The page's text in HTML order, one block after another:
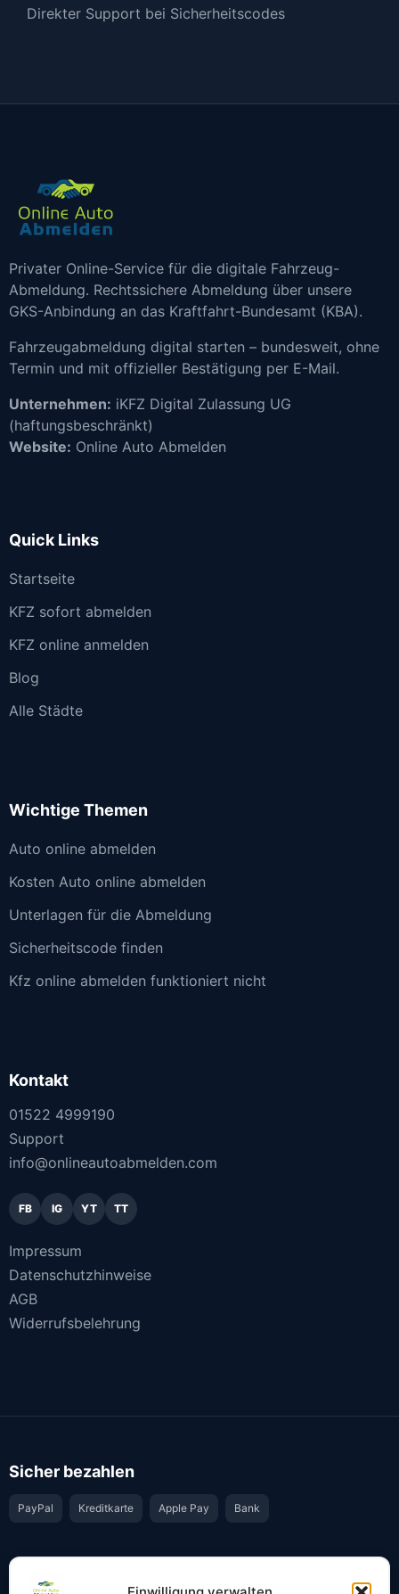
Direkter Support bei Sicherheitscodes
Privater Online-Service für die digitale Fahrzeug-
Abmeldung. Rechtssichere Abmeldung über unsere
GKS-Anbindung an das Kraftfahrt-Bundesamt (KBA).
Fahrzeugabmeldung digital starten – bundesweit, ohne
Termin und mit offizieller Bestätigung per E-Mail.
Unternehmen: iKFZ Digital Zulassung UG
(haftungsbeschränkt)
Website: Online Auto Abmelden
Quick Links
Startseite
KFZ sofort abmelden
KFZ online anmelden
Blog
Alle Städte
Wichtige Themen
Auto online abmelden
Kosten Auto online abmelden
Unterlagen für die Abmeldung
Sicherheitscode finden
Kfz online abmelden funktioniert nicht
Kontakt
01522 4999190
Support
info@onlineautoabmelden.com
FB IG YT TT
Impressum
Datenschutzhinweise
AGB
Widerrufsbelehrung
Sicher bezahlen
PayPal Kreditkarte Apple Pay Bank